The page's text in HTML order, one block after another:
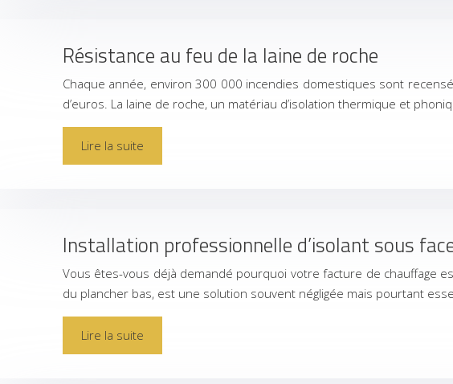
Résistance au feu de la laine de roche
Chaque année, environ 300 000 incendies domestiques sont
d’euros. La laine de roche, un matériau d’isolation thermique et
Lire la suite
Installation professionnelle d’isolant sous
Vous êtes-vous déjà demandé pourquoi votre facture de chauffage
du plancher bas, est une solution souvent négligée mais pourtant
Lire la suite